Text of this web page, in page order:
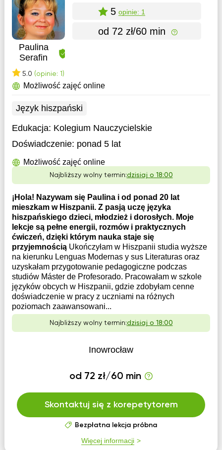
Paulina
Serafin
5.0 (opinie: 1)
5 opinie: 1
od 72 zł/60 min
Możliwość zajęć online
Język hiszpański
Edukacja: Kolegium Nauczycielskie
Doświadczenie: ponad 5 lat
Możliwość zajęć online
Najbliższy wolny termin:dzisiaj o 18:00
¡Hola! Nazywam się Paulina i od ponad 20 lat
mieszkam w Hiszpanii. Z pasją uczę języka
hiszpańskiego dzieci, młodzież i dorosłych. Moje
lekcje są pełne energii, rozmów i praktycznych
ćwiczeń, dzięki którym nauka staje się
przyjemnością Ukończyłam w Hiszpanii studia wyższe
na kierunku Lenguas Modernas y sus Literaturas oraz
uzyskałam przygotowanie pedagogiczne podczas
studiów Máster de Profesorado. Pracowałam w szkole
języków obcych w Hiszpanii, gdzie zdobyłam cenne
doświadczenie w pracy z uczniami na różnych
poziomach zaawansowani...
Najbliższy wolny termin:dzisiaj o 18:00
Inowrocław
od 72 zł/60 min
Skontaktuj się z korepetytorem
Bezpłatna lekcja próbna
Więcej informacji